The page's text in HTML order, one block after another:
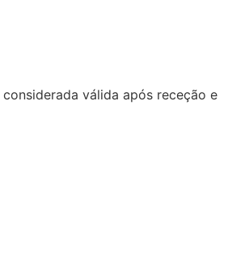
válida após receção e